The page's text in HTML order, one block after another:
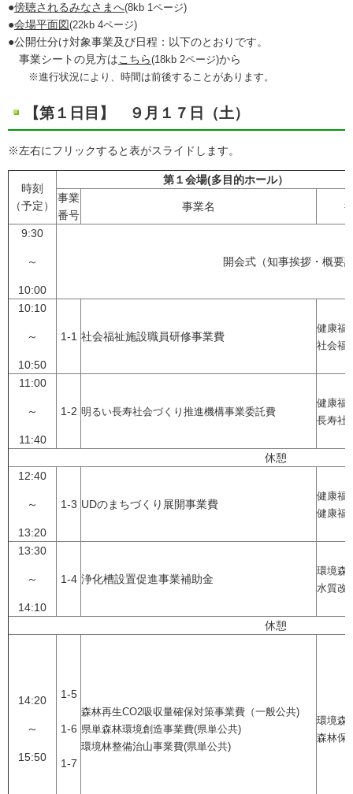
●傍聴されるみなさまへ(8kb 1ページ)
●会場平面図(22kb 4ページ)
●公開仕分け対象事業及び日程：以下のとおりです。
事業シートの見方はこちら(18kb 2ページ)から
※進行状況により、時間は前後することがあります。
【第１日目】 ９月１７日（土）
※左右にフリックすると表がスライドします。
時刻
（予定）
第１会場(多目的ホール）
事業
番号
事業名
9:30
～
10:00
開会式（知事挨拶・概要
10:10
～
10:50
1-1 社会福祉施設職員研修事業費
健康福
社会福
11:00
～
11:40
1-2 明るい長寿社会づくり推進機構事業委託費
健康福
長寿社
休憩
12:40
～
13:20
1-3 UDのまちづくり展開事業費
健康福
健康福
13:30
～
14:10
1-4 浄化槽設置促進事業補助金
環境森
水質改
休憩
14:20
～
15:50
1-5
1-6
1-7
森林再生CO2吸収量確保対策事業費（一般公共)
県単森林環境創造事業費(県単公共)
環境林整備治山事業費(県単公共)
環境森
森林保